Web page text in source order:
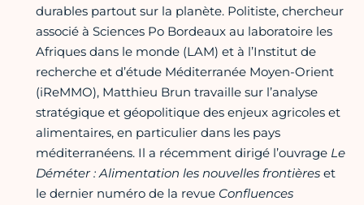
durables partout sur la planète. Politiste, chercheur
associé à Sciences Po Bordeaux au laboratoire les
Afriques dans le monde (LAM) et à l’Institut de
recherche et d’étude Méditerranée Moyen-Orient
(iReMMO), Matthieu Brun travaille sur l’analyse
stratégique et géopolitique des enjeux agricoles et
alimentaires, en particulier dans les pays
méditerranéens. Il a récemment dirigé l’ouvrage Le
Déméter : Alimentation les nouvelles frontières et
le dernier numéro de la revue Confluences